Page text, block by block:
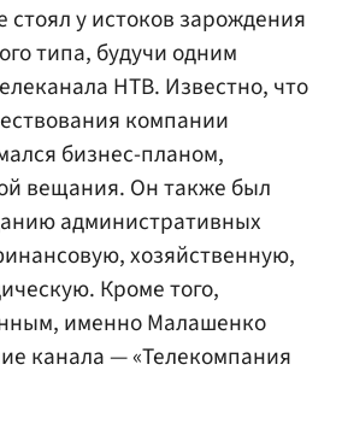
у истоков зарождения
типа, будучи одним
НТВ. Известно, что
компании
бизнес-планом,
вещания. Он также был
административных
хозяйственную,
Кроме того,
именно Малашенко
канала — «Телекомпания